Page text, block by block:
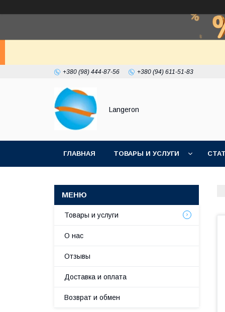
+380 (98) 444-87-56 +380 (94) 611-51-83
Langeron
ГЛАВНАЯ ТОВАРЫ И УСЛУГИ
Товары и услуги
О нас
Отзывы
Доставка и оплата
Возврат и обмен